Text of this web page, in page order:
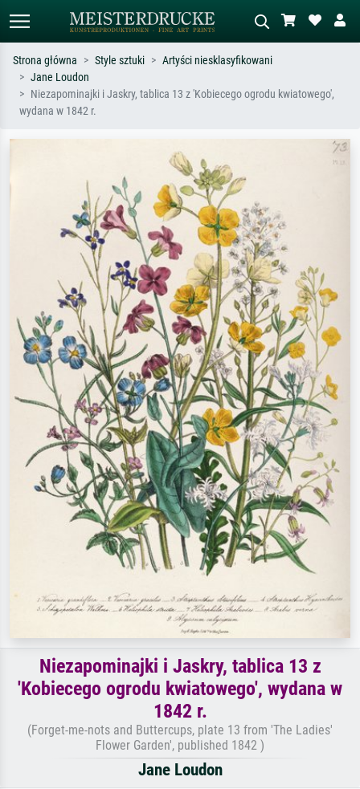
Wyszukiwanie standardowe Wyszukiwanie obrazów AI
Szukaj wg artysty, tytułu lub stylu – np.
Strona główna Style sztuki
Artyści niesklasyfikowani
Jane Loudon
Niezapominajki i Jaskry, tablica 13 z 'Kobiecego ogrodu kwiatowego',
wydana w 1842 r.
Niezapominajki i Jaskry, tablica 13 z
'Kobiecego ogrodu kwiatowego', wydana w
1842 r.
(Forget-me-nots and Buttercups, plate 13 from 'The Ladies'
Flower Garden', published 1842 )
Jane Loudon